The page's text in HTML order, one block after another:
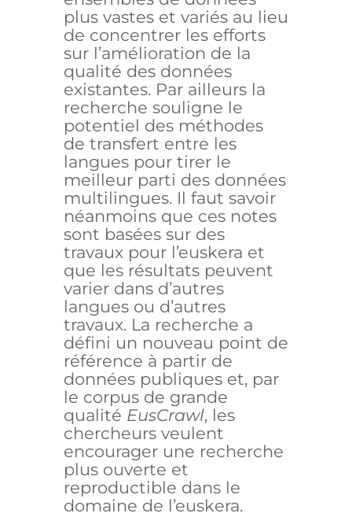
plus vastes et variés au lieu
de concentrer les efforts
sur l’amélioration de la
qualité des données
existantes. Par ailleurs la
recherche souligne le
potentiel des méthodes
de transfert entre les
langues pour tirer le
meilleur parti des données
multilingues. Il faut savoir
néanmoins que ces notes
sont basées sur des
travaux pour l’euskera et
que les résultats peuvent
varier dans d’autres
langues ou d’autres
travaux. La recherche a
défini un nouveau point de
référence à partir de
données publiques et, par
le corpus de grande
qualité EusCrawl, les
chercheurs veulent
encourager une recherche
plus ouverte et
reproductible dans le
domaine de l’euskera.